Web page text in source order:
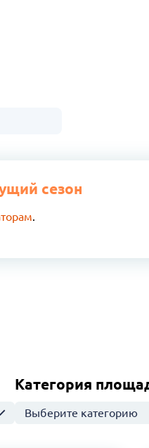
сезон
.
Категория
Выберите категорию